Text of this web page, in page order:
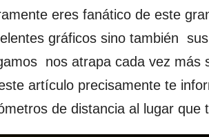
eres fanático de este
gráficos sino también sus
nos atrapa cada vez más
artículo precisamente te
de distancia al lugar que